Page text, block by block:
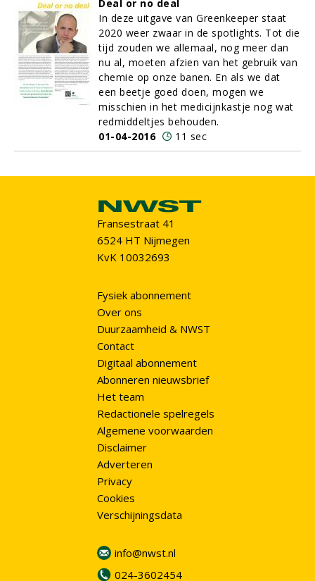
Deal or no deal
In deze uitgave van Greenkeeper staat
2020 weer zwaar in de spotlights. Tot die
tijd zouden we allemaal, nog meer dan
nu al, moeten afzien van het gebruik van
chemie op onze banen. En als we dat
een beetje goed doen, mogen we
misschien in het medicijnkastje nog wat
redmiddeltjes behouden.
01-04-2016
11 sec
Fransestraat 41
6524 HT Nijmegen
KvK 10032693
Fysiek abonnement
Over ons
Duurzaamheid & NWST
Contact
Digitaal abonnement
Abonneren nieuwsbrief
Het team
Redactionele spelregels
Algemene voorwaarden
Disclaimer
Adverteren
Privacy
Cookies
Verschijningsdata
info@nwst.nl
024-3602454